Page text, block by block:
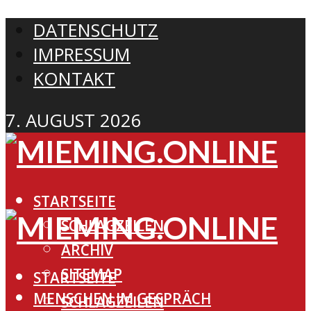
DATENSCHUTZ
IMPRESSUM
KONTAKT
7. AUGUST 2026
STARTSEITE
SCHLAGZEILEN
ARCHIV
SITEMAP
MENSCHEN IM GESPRÄCH
STARTSEITE
SCHLAGZEILEN